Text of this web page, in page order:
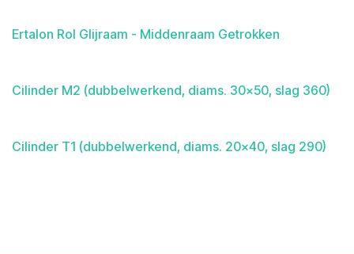
Ertalon Rol Glijraam - Middenraam Getrokken
Cilinder M2 (dubbelwerkend, diams. 30x50, slag 360)
Cilinder T1 (dubbelwerkend, diams. 20x40, slag 290)